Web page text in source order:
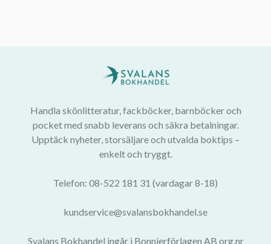
Handla skönlitteratur, fackböcker, barnböcker och
pocket med snabb leverans och säkra betalningar.
Upptäck nyheter, storsäljare och utvalda boktips –
enkelt och tryggt.
Telefon: 08-522 181 31 (vardagar 8-18)
kundservice@svalansbokhandel.se
Svalans Bokhandel ingår i Bonnierförlagen AB org.nr